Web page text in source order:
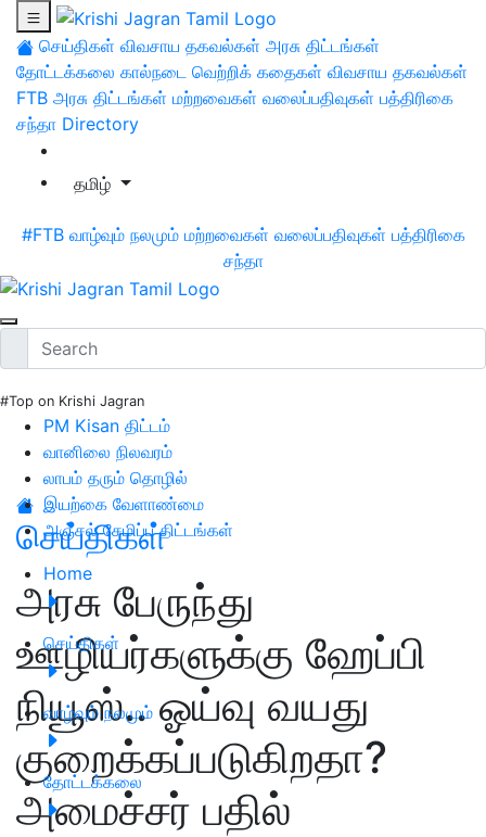
செய்திகள் விவசாய தகவல்கள் அரசு திட்டங்கள்
தோட்டக்கலை கால்நடை வெற்றிக் கதைகள் விவசாய தகவல்கள்
FTB அரசு திட்டங்கள் மற்றவைகள் வலைப்பதிவுகள் பத்திரிகை
சந்தா Directory
தமிழ்
#FTB வாழ்வும் நலமும் மற்றவைகள் வலைப்பதிவுகள் பத்திரிகை
சந்தா
#Top on Krishi Jagran
PM Kisan திட்டம்
வானிலை நிலவரம்
லாபம் தரும் தொழில்
இயற்கை வேளாண்மை
அஞ்சல் சேமிப்பு திட்டங்கள்
Home
செய்திகள்
வாழ்வும் நலமும்
தோட்டக்கலை
செய்திகள்
அரசு பேருந்து
ஊழியர்களுக்கு ஹேப்பி
நியூஸ்.. ஓய்வு வயது
குறைக்கப்படுகிறதா?
அமைச்சர் பதில்